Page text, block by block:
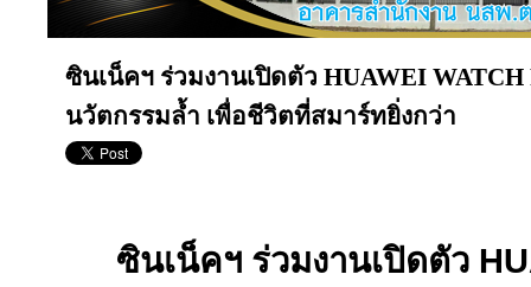
ซินเน็คฯ ร่วมงานเปิดตัว HUAWEI
นวัตกรรมล้ำ เพื่อชีวิตที่สมาร์ทยิ่งกว่า
ซินเน็คฯ ร่วมงานเปิดตัว